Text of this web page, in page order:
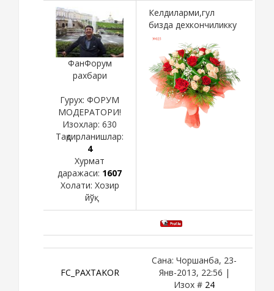
ФанФорум
рахбари
Гурух: ФОРУМ
МОДЕРАТОРИ!
Изохлар: 630
Тақдирланишлар:
4
Хурмат
даражаси: 1607
Холати: Хозир
йўқ
Келдиларми,гул
бизда дехкончиликку
FC_PAXTAKOR
Сана: Чоршанба, 23-
Янв-2013, 22:56 |
Изох # 24